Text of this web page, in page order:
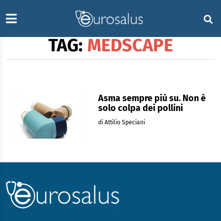
TAG: MEDSCAPE
Asma sempre più su. Non è
solo colpa dei pollini
di Attilio Speciani